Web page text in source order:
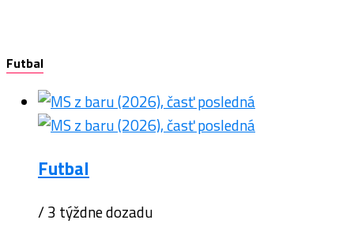
Futbal
Futbal
/ 3 týždne dozadu